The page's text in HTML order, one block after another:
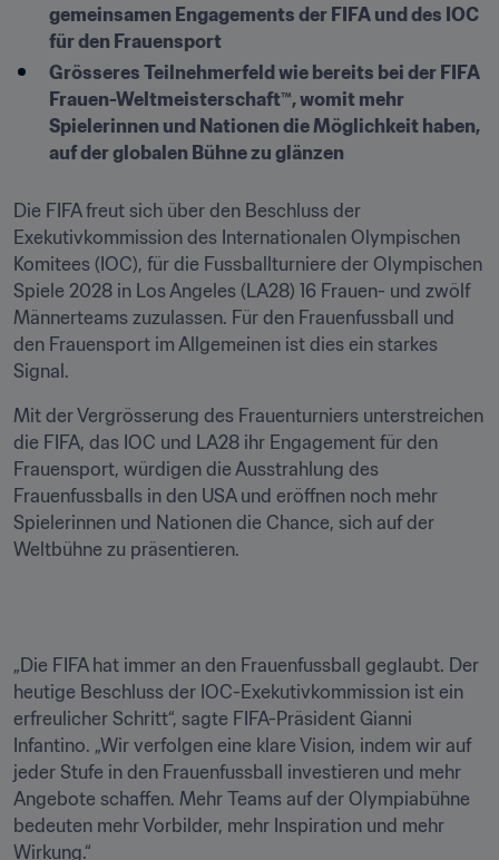
gemeinsamen Engagements der FIFA und des IOC
für den Frauensport
Grösseres Teilnehmerfeld wie bereits bei der FIFA
Frauen-Weltmeisterschaft™, womit mehr
Spielerinnen und Nationen die Möglichkeit haben,
auf der globalen Bühne zu glänzen
Die FIFA freut sich über den Beschluss der
Exekutivkommission des Internationalen Olympischen
Komitees (IOC), für die Fussballturniere der Olympischen
Spiele 2028 in Los Angeles (LA28) 16 Frauen- und zwölf
Männerteams zuzulassen. Für den Frauenfussball und
den Frauensport im Allgemeinen ist dies ein starkes
Signal.
Mit der Vergrösserung des Frauenturniers unterstreichen
die FIFA, das IOC und LA28 ihr Engagement für den
Frauensport, würdigen die Ausstrahlung des
Frauenfussballs in den USA und eröffnen noch mehr
Spielerinnen und Nationen die Chance, sich auf der
Weltbühne zu präsentieren.
„Die FIFA hat immer an den Frauenfussball geglaubt. Der
heutige Beschluss der IOC-Exekutivkommission ist ein
erfreulicher Schritt“, sagte FIFA-Präsident Gianni
Infantino. „Wir verfolgen eine klare Vision, indem wir auf
jeder Stufe in den Frauenfussball investieren und mehr
Angebote schaffen. Mehr Teams auf der Olympiabühne
bedeuten mehr Vorbilder, mehr Inspiration und mehr
Wirkung.“